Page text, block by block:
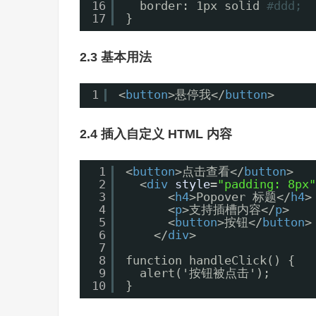
16
17
border: 1px solid
#ddd;
}
2.3 基本用法
1 <button>悬停我</ button>
2.4 插入自定义 HTML 内容
1
2
3
4
5
6
7
8
9
10
<button>点击查看</ button>
<div style="padding: 8px"
<h4>Popover 标题</ h4>
<p>支持插槽内容</p>
<button>按钮</ button>
</div>
function handleClick() {
alert('按钮被点击');
}